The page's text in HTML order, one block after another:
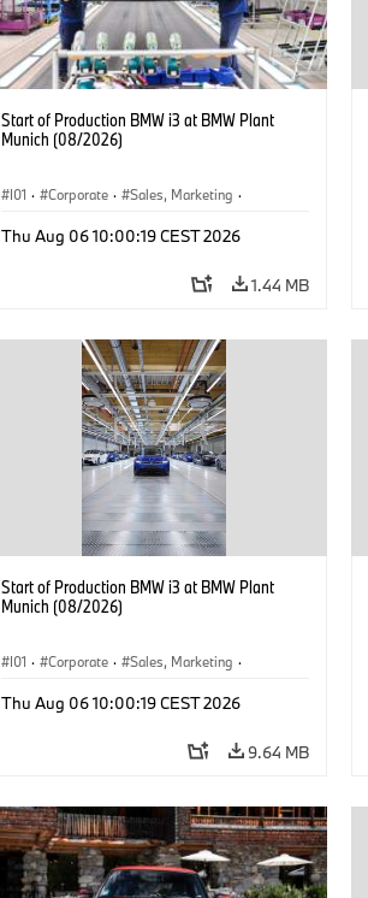
Start of Production BMW i3 at BMW Plant
Munich (08/2026)
I01 · Corporate · Sales, Marketing ·
Thu Aug 06 10:00:19 CEST 2026
1.44 MB
Start of Production BMW i3 at BMW Plant
Munich (08/2026)
I01 · Corporate · Sales, Marketing ·
Thu Aug 06 10:00:19 CEST 2026
9.64 MB